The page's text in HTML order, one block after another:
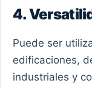
4.
Puede ser
edificaciones,
industriales y